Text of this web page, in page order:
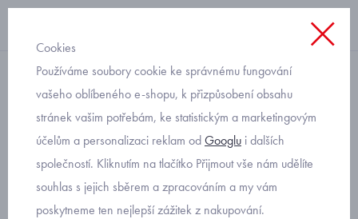
froté ponožky
teplé ponožky pro miminka
4 páry Mayoral 9653-10
modré
Cookies
Používáme soubory cookie ke správnému fungování
vašeho oblíbeného e-shopu, k přizpůsobení obsahu
stránek vašim potřebám, ke statistickým a marketingovým
účelům a personalizaci reklam odGooglu i dalších
společností. Kliknutím na tlačítko Přijmout vše nám udělíte
souhlas s jejich sběrem a zpracováním a my vám
poskytneme ten nejlepší zážitek z nakupování.